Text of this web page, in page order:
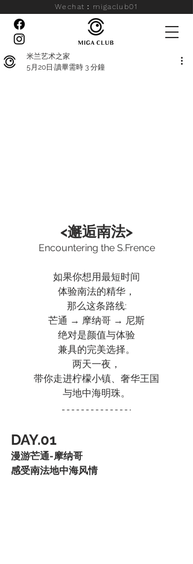
Wechat：migaclub01
米兰艺术之家
5月20日 讀畢需時 3 分鐘
<邂逅南法>
Encountering the S.Frence
如果你想用最短时间
体验南法的精华，
那么这条路线:
芒通 → 摩纳哥 → 尼斯
绝对是颜值与体验
兼具的完美选择。
两天一夜，
带你走进柠檬小镇、奢华王国
与地中海明珠。
DAY.01
漫游芒通-摩纳哥
感受南法地中海风情